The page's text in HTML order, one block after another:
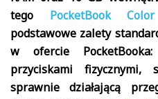
tego PocketBook Color
podstawowe zalety
w ofercie
przyciskami fizycznymi,
sprawnie działającą